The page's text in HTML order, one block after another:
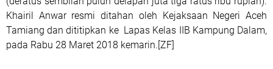
Khairil Anwar resmi ditahan oleh Kejaksaan Negeri Aceh
Tamiang dan dititipkan ke Lapas Kelas IIB Kampung Dalam,
pada Rabu 28 Maret 2018 kemarin.[ZF]